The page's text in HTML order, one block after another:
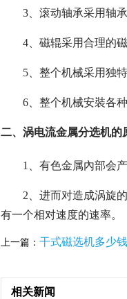
CTS(N.B)永磁筒式磁选
3、滚动轴承采用轴
4、磁辊采用合理的
5、整个机械采用独
6、整个机械安裝各
二、涡电流金属分选机的
1、有色金属內部会
2、进而对造成涡旋
有一个相对速度的速率。
上一篇： 干式磁选机多少钱
相关新闻